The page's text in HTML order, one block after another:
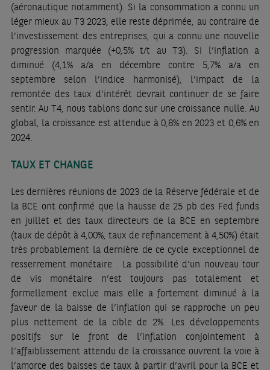
(aéronautique notamment). Si la consommation a connu un
léger mieux au T3 2023, elle reste déprimée, au contraire de
l’investissement des entreprises, qui a connu une nouvelle
progression marquée (+0,5% t/t au T3). Si l’inflation a
diminué (4,1% a/a en décembre contre 5,7% a/a en
septembre selon l’indice harmonisé), l’impact de la
remontée des taux d’intérêt devrait continuer de se faire
sentir. Au T4, nous tablons donc sur une croissance nulle. Au
global, la croissance est attendue à 0,8% en 2023 et 0,6% en
2024.
TAUX ET CHANGE
Les dernières réunions de 2023 de la Réserve fédérale et de
la BCE ont confirmé que la hausse de 25 pb des Fed funds
en juillet et des taux directeurs de la BCE en septembre
(taux de dépôt à 4,00%, taux de refinancement à 4,50%) était
très probablement la dernière de ce cycle exceptionnel de
resserrement monétaire . La possibilité d’un nouveau tour
de vis monétaire n’est toujours pas totalement et
formellement exclue mais elle a fortement diminué à la
faveur de la baisse de l’inflation qui se rapproche un peu
plus nettement de la cible de 2%. Les développements
positifs sur le front de l’inflation conjointement à
l’affaiblissement attendu de la croissance ouvrent la voie à
l’amorce des baisses de taux à partir d’avril pour la BCE et